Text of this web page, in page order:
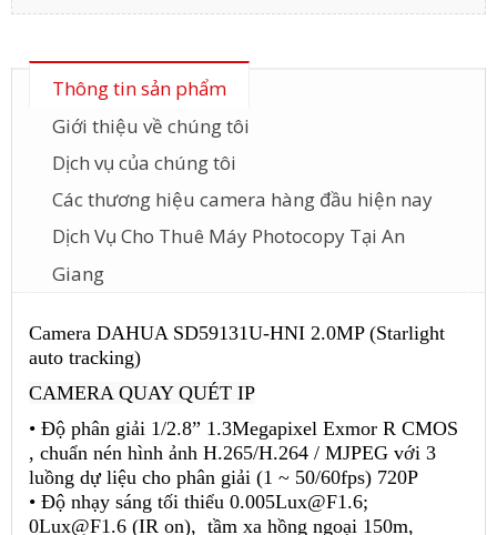
Thông tin sản phẩm
Giới thiệu về chúng tôi
Dịch vụ của chúng tôi
Các thương hiệu camera hàng đầu hiện nay
Dịch Vụ Cho Thuê Máy Photocopy Tại An
Giang
Camera DAHUA SD59131U-HNI 2.0MP (Starlight
auto tracking)
CAMERA QUAY QUÉT IP
• Độ phân giải 1/2.8” 1.3Megapixel Exmor R CMOS
, chuẩn nén hình ảnh H.265/H.264 / MJPEG với 3
luồng dự liệu cho phân giải (1 ~ 50/60fps) 720P
• Độ nhạy sáng tối thiểu 0.005Lux@F1.6;
0Lux@F1.6 (IR on), tầm xa hồng ngoại 150m,